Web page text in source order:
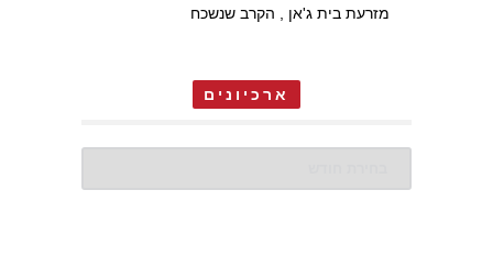
מזרעת בית ג'אן , הקרב שנשכח
ארכיונים